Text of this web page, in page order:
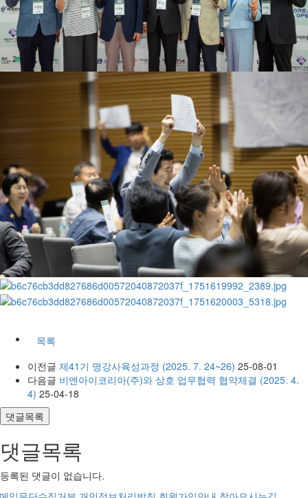
목록
이전글 제41기 명강사육성과정 (2025. 7. 24~26) 25-08-01
다음글 비엔아이코리아(주)와 상호 업무협력 협약체결 (2025. 4.
4) 25-04-18
댓글목록
댓글목록
등록된 댓글이 없습니다.